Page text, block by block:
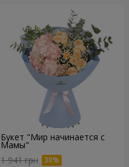
Букет "Мир начинается с
Мамы"
1 941 грн